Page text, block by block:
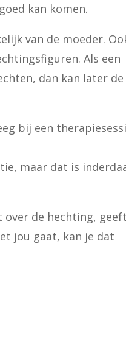
kan komen.
van de moeder.
Als een
dan kan later de
bij een
maar dat is
over de hechting, geeft
jou gaat, kan je dat